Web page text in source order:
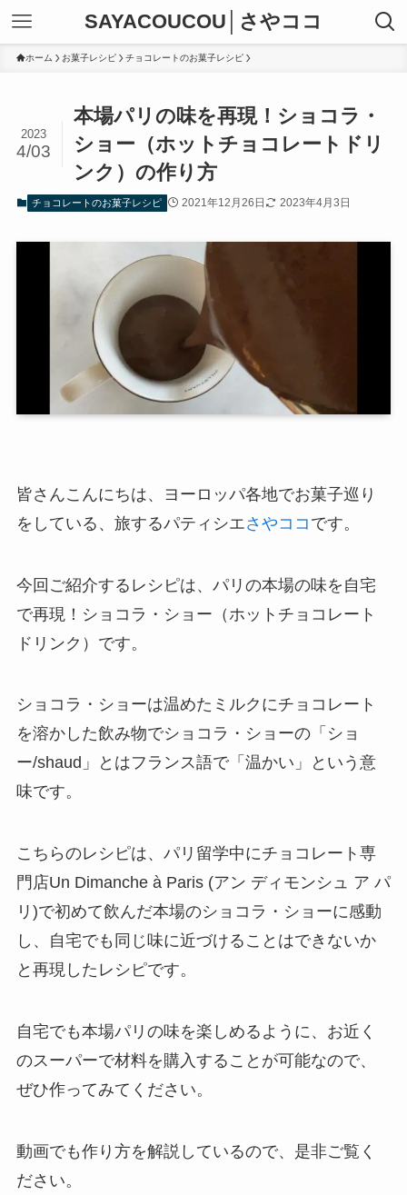
SAYACOUCOU│さやココ
ホーム お菓子レシピ チョコレートのお菓子レシピ
本場パリの味を再現！ショコラ・
ショー（ホットチョコレートドリ
ンク）の作り方
2023
4/03
チョコレートのお菓子レシピ 2021年12月26日 2023年4月3日
皆さんこんにちは、ヨーロッパ各地でお菓子巡り
をしている、旅するパティシエさやココ です。
今回ご紹介するレシピは、パリの本場の味を自宅
で再現！ショコラ・ショー（ホットチョコレート
ドリンク）です。
ショコラ・ショーは温めたミルクにチョコレート
を溶かした飲み物でショコラ・ショーの「ショ
ー/shaud」とはフランス語で「温かい」という意
味です。
こちらのレシピは、パリ留学中にチョコレート専
門店Un Dimanche à Paris (アン ディモンシュ ア パ
リ)で初めて飲んだ本場のショコラ・ショーに感動
し、自宅でも同じ味に近づけることはできないか
と再現したレシピです。
自宅でも本場パリの味を楽しめるように、お近く
のスーパーで材料を購入することが可能なので、
ぜひ作ってみてください。
動画でも作り方を解説しているので、是非ご覧く
ださい。